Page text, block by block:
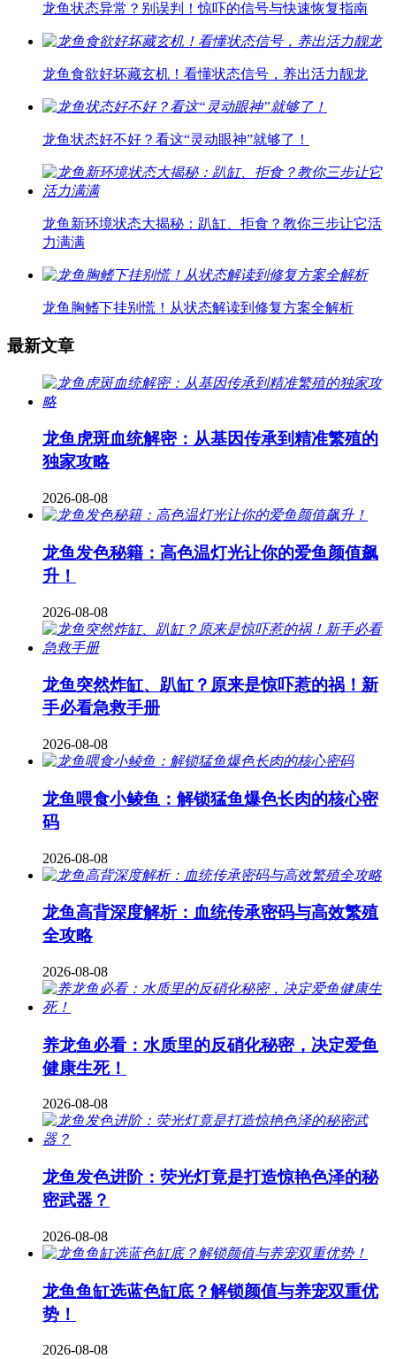
龙鱼状态异常？别误判！惊吓的信号与快速恢复指南
龙鱼食欲好坏藏玄机！看懂状态信号，养出活力靓龙
龙鱼状态好不好？看这“灵动眼神”就够了！
龙鱼新环境状态大揭秘：趴缸、拒食？教你三步让它活
力满满
龙鱼胸鳍下挂别慌！从状态解读到修复方案全解析
最新文章
龙鱼虎斑血统解密：从基因传承到精准繁殖的
独家攻略
2026-08-08
龙鱼发色秘籍：高色温灯光让你的爱鱼颜值飙
升！
2026-08-08
龙鱼突然炸缸、趴缸？原来是惊吓惹的祸！新
手必看急救手册
2026-08-08
龙鱼喂食小鲮鱼：解锁猛鱼爆色长肉的核心密
码
2026-08-08
龙鱼高背深度解析：血统传承密码与高效繁殖
全攻略
2026-08-08
养龙鱼必看：水质里的反硝化秘密，决定爱鱼
健康生死！
2026-08-08
龙鱼发色进阶：荧光灯竟是打造惊艳色泽的秘
密武器？
2026-08-08
龙鱼鱼缸选蓝色缸底？解锁颜值与养宠双重优
势！
2026-08-08